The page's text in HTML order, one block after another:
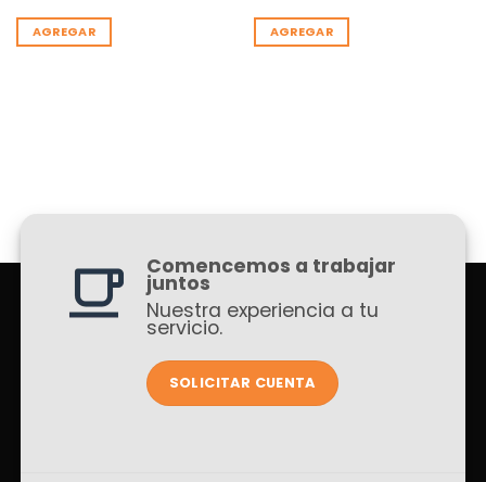
AGREGAR AGREGAR
Comencemos a trabajar
juntos
Nuestra experiencia a tu
servicio.
SOLICITAR CUENTA